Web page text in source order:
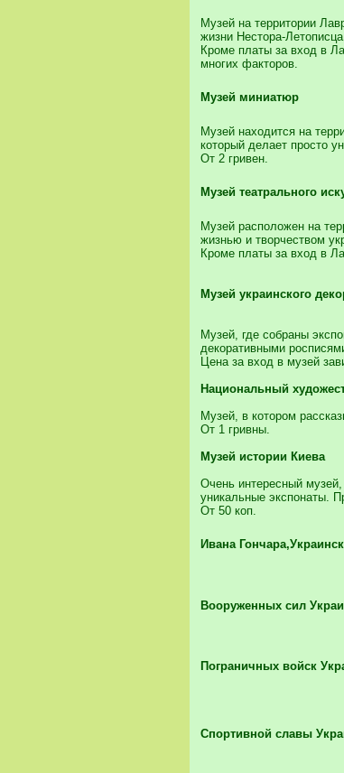
Музей на территории
жизни Нестора-
Кроме платы за вход в
многих факторов.
Музей миниатюр
Музей находится на
который делает просто
От 2 гривен.
Музей театрального
Музей расположен на
жизнью и творчеством
Кроме платы за вход в
Музей украинского
Музей, где собраны
декоративными
Цена за вход в музей
Национальный
Музей, в котором
От 1 гривны.
Музей истории Киева
Очень интересный
уникальные экспонаты.
От 50 коп.
Ивана
Вооруженных сил
Пограничных войск
Спортивной славы